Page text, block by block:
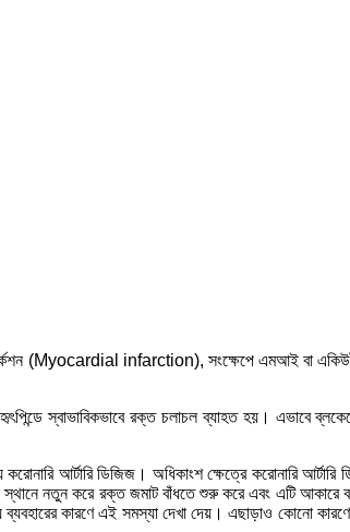
(Myocardial infarction), সংক্ষেপে এমআই বা
স্বাভাবিকভাবে রক্ত চলাচল ব্যাহত হয়। এভাবে
আর্টারি ডিজিজ। অধিকাংশ ক্ষেত্রে করোনারি আর্টারি
নতুন করে রক্ত জমাট বাঁধতে শুরু করে এবং এটি আকারে
ব্যবহারের কারণে এই সমস্যা দেখা দেয়। এছাড়াও